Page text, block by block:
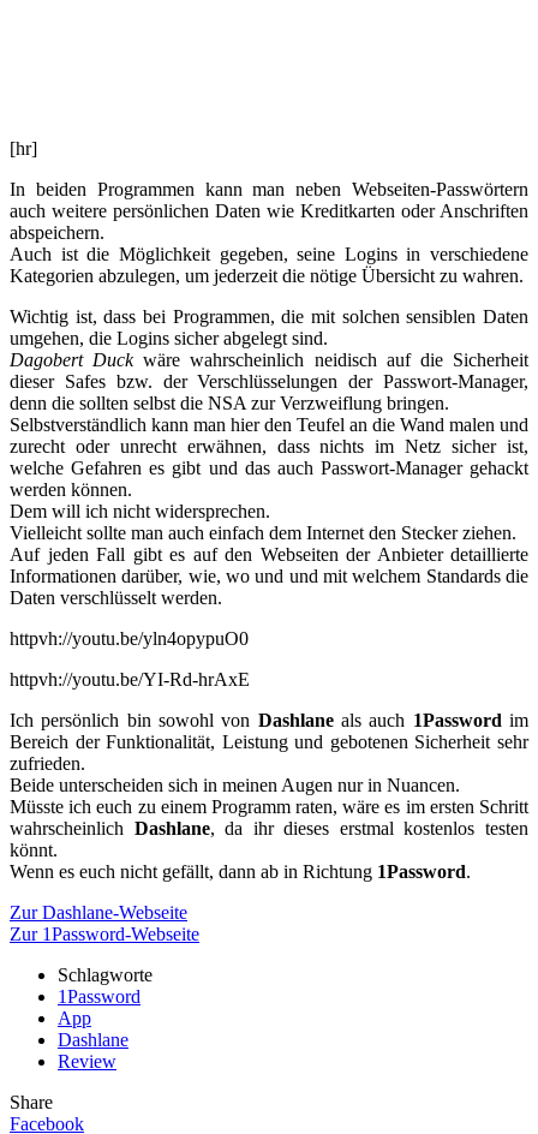
[hr]
In beiden Programmen kann man neben Webseiten-Passwörtern
auch weitere persönlichen Daten wie Kreditkarten oder Anschriften
abspeichern.
Auch ist die Möglichkeit gegeben, seine Logins in verschiedene
Kategorien abzulegen, um jederzeit die nötige Übersicht zu wahren.
Wichtig ist, dass bei Programmen, die mit solchen sensiblen Daten
umgehen, die Logins sicher abgelegt sind.
Dagobert Duckwäre wahrscheinlich neidisch auf die Sicherheit
dieser Safes bzw. der Verschlüsselungen der Passwort-Manager,
denn die sollten selbst die NSA zur Verzweiflung bringen.
Selbstverständlich kann man hier den Teufel an die Wand malen und
zurecht oder unrecht erwähnen, dass nichts im Netz sicher ist,
welche Gefahren es gibt und das auch Passwort-Manager gehackt
werden können.
Dem will ich nicht widersprechen.
Vielleicht sollte man auch einfach dem Internet den Stecker ziehen.
Auf jeden Fall gibt es auf den Webseiten der Anbieter detaillierte
Informationen darüber, wie, wo und und mit welchem Standards die
Daten verschlüsselt werden.
httpvh://youtu.be/yln4opypuO0
httpvh://youtu.be/YI-Rd-hrAxE
Ich persönlich bin sowohl von Dashlaneals auch 1Password im
Bereich der Funktionalität, Leistung und gebotenen Sicherheit sehr
zufrieden.
Beide unterscheiden sich in meinen Augen nur in Nuancen.
Müsste ich euch zu einem Programm raten, wäre es im ersten Schritt
wahrscheinlich Dashlane, da ihr dieses erstmal kostenlos testen
könnt.
Wenn es euch nicht gefällt, dann ab in Richtung 1Password.
Zur Dashlane-Webseite
Zur 1Password-Webseite
Schlagworte
1Password
App
Dashlane
Review
Share
Facebook